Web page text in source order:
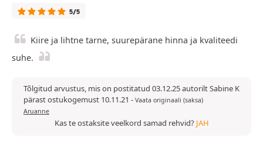
5/5
Kiire ja lihtne tarne, suurepärane hinna ja kvaliteedi
suhe.
Tõlgitud arvustus, mis on postitatud 03.12.25 autorilt Sabine K
pärast ostukogemust 10.11.21 - Vaata originaali (saksa)
Aruanne
Kas te ostaksite veelkord samad rehvid? JAH